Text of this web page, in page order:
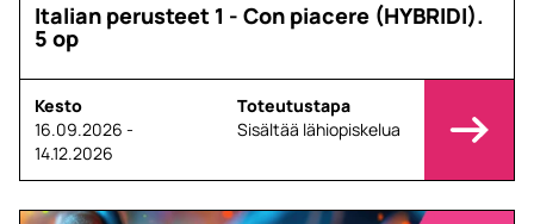
Italian perusteet 1 - Con piacere (HYBRIDI).
5 op
Kesto
16.09.2026 -
14.12.2026
Toteutustapa
Sisältää lähiopiskelua